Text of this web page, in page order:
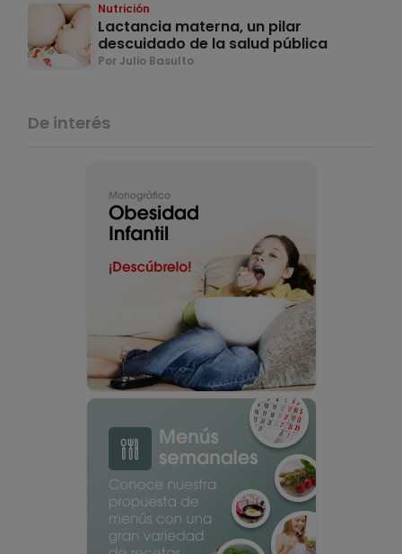
Nutrición
Lactancia materna, un pilar
descuidado de la salud pública
Por Julio Basulto
De interés